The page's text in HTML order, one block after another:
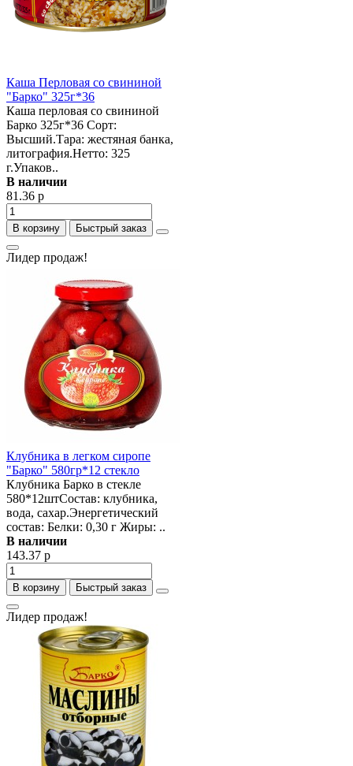
Каша Перловая со свининой
"Барко" 325г*36
Каша перловая со свининой
Барко 325г*36 Сорт:
Высший.Тара: жестяная банка,
литография.Нетто: 325
г.Упаков..
В наличии
81.36 р
В корзину Быстрый заказ
Лидер продаж!
Клубника в легком сиропе
"Барко" 580гр*12 стекло
Клубника Барко в стекле
580*12штСостав: клубника,
вода, сахар.Энергетический
состав: Белки: 0,30 г Жиры: ..
В наличии
143.37 р
В корзину Быстрый заказ
Лидер продаж!